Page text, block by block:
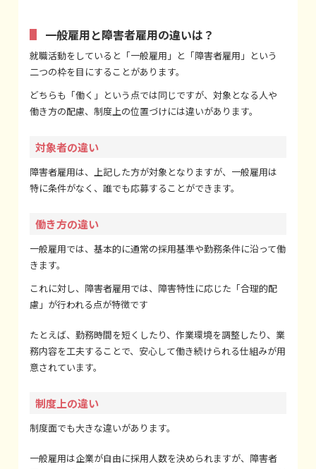
一般雇用と障害者雇用の違いは？
就職活動をしていると「一般雇用」と「障害者雇用」という
二つの枠を目にすることがあります。
どちらも「働く」という点では同じですが、対象となる人や
働き方の配慮、制度上の位置づけには違いがあります。
対象者の違い
障害者雇用は、上記した方が対象となりますが、一般雇用は
特に条件がなく、誰でも応募することができます。
働き方の違い
一般雇用では、基本的に通常の採用基準や勤務条件に沿って働
きます。
これに対し、障害者雇用では、障害特性に応じた「合理的配
慮」が行われる点が特徴です
たとえば、勤務時間を短くしたり、作業環境を調整したり、業
務内容を工夫することで、安心して働き続けられる仕組みが用
意されています。
制度上の違い
制度面でも大きな違いがあります。
一般雇用は企業が自由に採用人数を決められますが、障害者